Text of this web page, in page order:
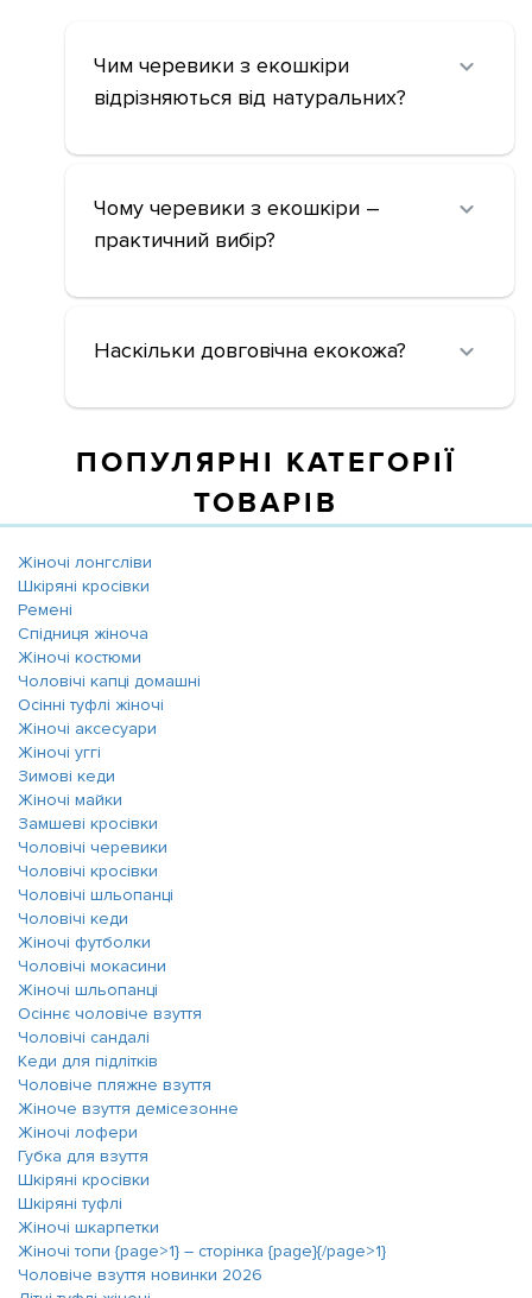
Чим черевики з екошкіри
відрізняються від натуральних?
Чому черевики з екошкіри –
практичний вибір?
Наскільки довговічна екокожа?
ПОПУЛЯРНІ КАТЕГОРІЇ
ТОВАРІВ
Жіночі лонгсліви
Шкіряні кросівки
Ремені
Спідниця жіноча
Жіночі костюми
Чоловічі капці домашні
Осінні туфлі жіночі
Жіночі аксесуари
Жіночі уггі
Зимові кеди
Жіночі майки
Замшеві кросівки
Чоловічі черевики
Чоловічі кросівки
Чоловічі шльопанці
Чоловічі кеди
Жіночі футболки
Чоловічі мокасини
Жіночі шльопанці
Осіннє чоловіче взуття
Чоловічі сандалі
Кеди для підлітків
Чоловіче пляжне взуття
Жіноче взуття демісезонне
Жіночі лофери
Губка для взуття
Шкіряні кросівки
Шкіряні туфлі
Жіночі шкарпетки
Жіночі топи {page>1} ― сторінка {page}{/page>1}
Чоловіче взуття новинки 2026